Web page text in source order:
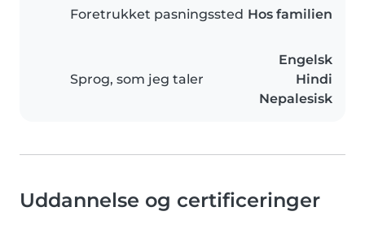
Foretrukket pasningssted Hos familien
Sprog, som jeg taler
Engelsk
Hindi
Nepalesisk
Uddannelse og certificeringer